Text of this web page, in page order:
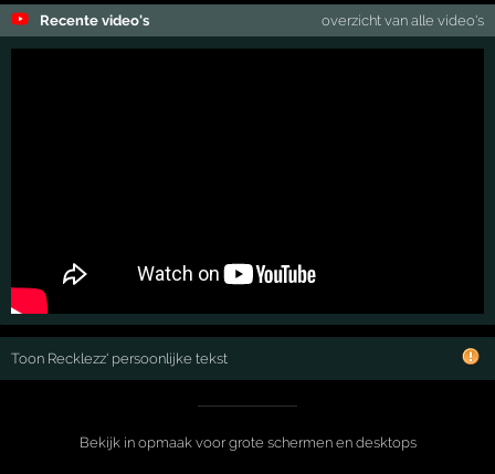
Recente video's overzicht van alle video's
Toon Recklezz' persoonlijke tekst
Bekijk in opmaak voor grote schermen en desktops